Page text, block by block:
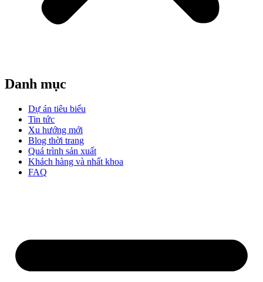
Danh mục
Dự án tiêu biểu
Tin tức
Xu hướng mới
Blog thời trang
Quá trình sản xuất
Khách hàng và nhất khoa
FAQ